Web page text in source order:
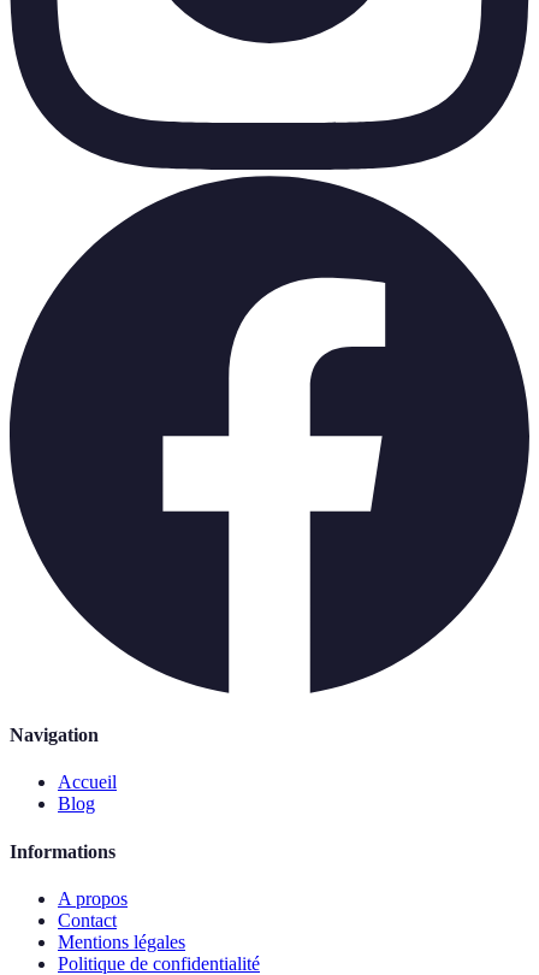
Navigation
Accueil
Blog
Informations
A propos
Contact
Mentions légales
Politique de confidentialité